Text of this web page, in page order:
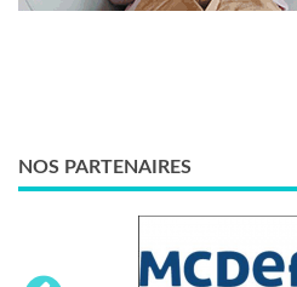
NOS PARTENAIRES